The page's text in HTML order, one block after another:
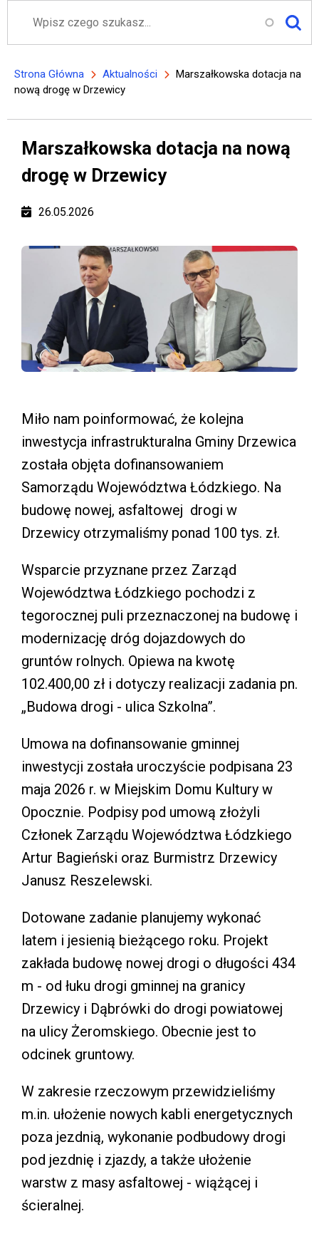
Ścieżka nawigacyjna
Strona Główna Aktualności
Marszałkowska dotacja na
nową drogę w Drzewicy
Marszałkowska dotacja na nową
drogę w Drzewicy
26.05.2026
Miło nam poinformować, że kolejna
inwestycja infrastrukturalna Gminy Drzewica
została objęta dofinansowaniem
Samorządu Województwa Łódzkiego. Na
budowę nowej, asfaltowej drogi w
Drzewicy otrzymaliśmy ponad 100 tys. zł.
Wsparcie przyznane przez Zarząd
Województwa Łódzkiego pochodzi z
tegorocznej puli przeznaczonej na budowę i
modernizację dróg dojazdowych do
gruntów rolnych. Opiewa na kwotę
102.400,00 zł i dotyczy realizacji zadania pn.
„Budowa drogi - ulica Szkolna”.
Umowa na dofinansowanie gminnej
inwestycji została uroczyście podpisana 23
maja 2026 r. w Miejskim Domu Kultury w
Opocznie. Podpisy pod umową złożyli
Członek Zarządu Województwa Łódzkiego
Artur Bagieński oraz Burmistrz Drzewicy
Janusz Reszelewski.
Dotowane zadanie planujemy wykonać
latem i jesienią bieżącego roku. Projekt
zakłada budowę nowej drogi o długości 434
m - od łuku drogi gminnej na granicy
Drzewicy i Dąbrówki do drogi powiatowej
na ulicy Żeromskiego. Obecnie jest to
odcinek gruntowy.
W zakresie rzeczowym przewidzieliśmy
m.in. ułożenie nowych kabli energetycznych
poza jezdnią, wykonanie podbudowy drogi
pod jezdnię i zjazdy, a także ułożenie
warstw z masy asfaltowej - wiążącej i
ścieralnej.